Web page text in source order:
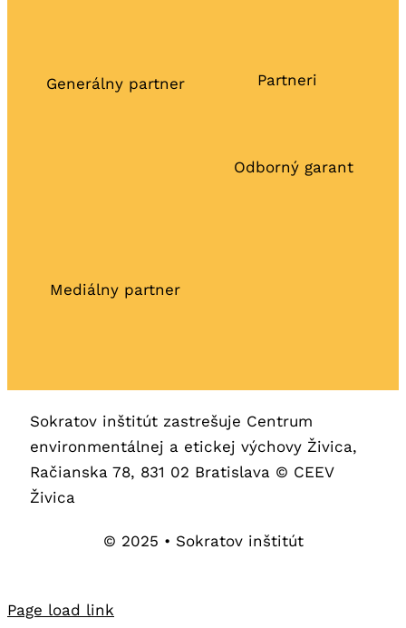
Generálny partner Partneri
Odborný garant
Mediálny partner
Sokratov inštitút zastrešuje Centrum
environmentálnej a etickej výchovy Živica,
Račianska 78, 831 02 Bratislava © CEEV
Živica
© 2025 • Sokratov inštitút
Page load link